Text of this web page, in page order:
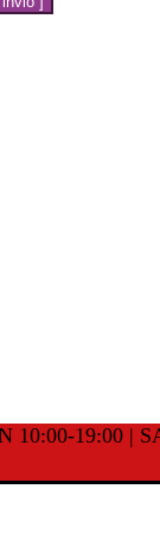
10:00-19:00 |